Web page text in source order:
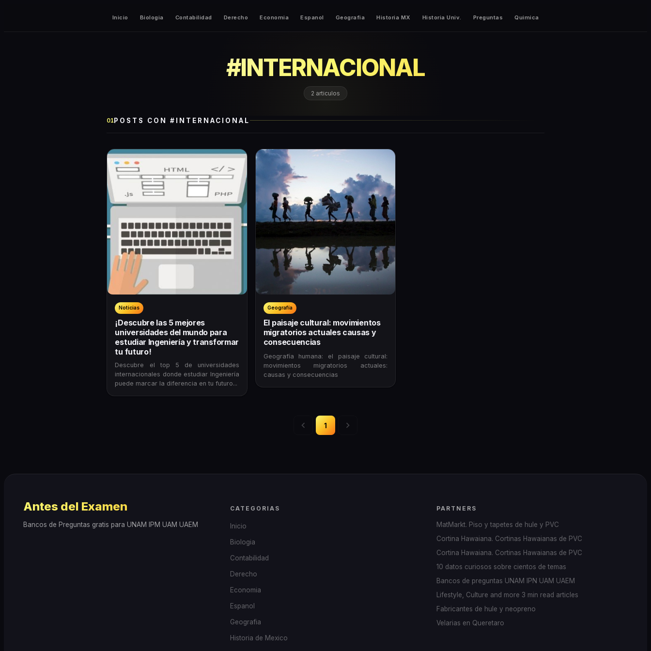
Inicio Biologia Contabilidad Derecho Economia Espanol Geografia Historia MX Historia Univ. Preguntas Quimica
#INTERNACIONAL
2 articulos
01POSTS CON # INTERNACIONAL
Noticias
¡Descubre las 5 mejores
universidades del mundo para
estudiar Ingeniería y transformar
tu futuro!
Descubre el top 5 de universidades
internacionales donde estudiar Ingeniería
puede marcar la diferencia en tu futuro...
Geografía
El paisaje cultural: movimientos
migratorios actuales causas y
consecuencias
Geografía humana: el paisaje cultural:
movimientos migratorios actuales:
causas y consecuencias
1
Antes del Examen
Bancos de Preguntas gratis para UNAM IPM UAM UAEM
CATEGORIAS
Inicio
Biologia
Contabilidad
Derecho
Economia
Espanol
Geografia
Historia de Mexico
PARTNERS
MatMarkt. Piso y tapetes de hule y PVC
Cortina Hawaiana. Cortinas Hawaianas de PVC
Cortina Hawaiana. Cortinas Hawaianas de PVC
10 datos curiosos sobre cientos de temas
Bancos de preguntas UNAM IPN UAM UAEM
Lifestyle, Culture and more 3 min read articles
Fabricantes de hule y neopreno
Velarias en Queretaro